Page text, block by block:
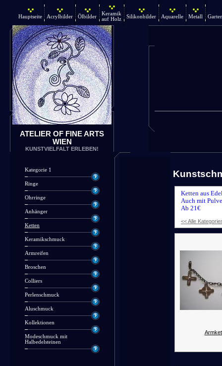
Hauptseite Acrylbilder Ölbilder
Keramik
auf Holz
Silikonbilder Aquarelle Metall
ATELIER OF FINE ARTS
WIEN
KUNSTVIELFALT ERLEBEN!
Kategorie 1
Ringe
Ohrringe
Anhänger
Ketten
Keramikschmuck
Armreifen
Broschen
Colliers
Perlenschmuck
Aluschmuck
Kollektionen
Modeschmuck mit
Halbedelsteinen
Ketten aus
Auch mit
Ab 21€
<< Alle